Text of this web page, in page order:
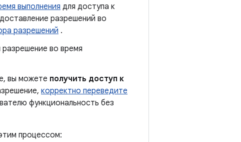
выполнения для доступа к
разрешений во
разрешений .
во время
вы можете получить доступ к
корректно переведите
функциональность без
процессом: